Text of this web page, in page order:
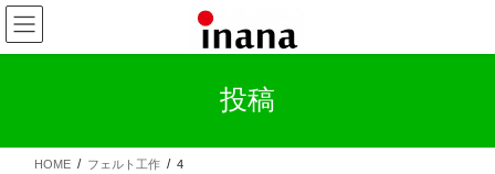
コ
ン
テ
ス
ナ
ビ
ゲ
ン
投稿
HOME フェルト⼯作 4